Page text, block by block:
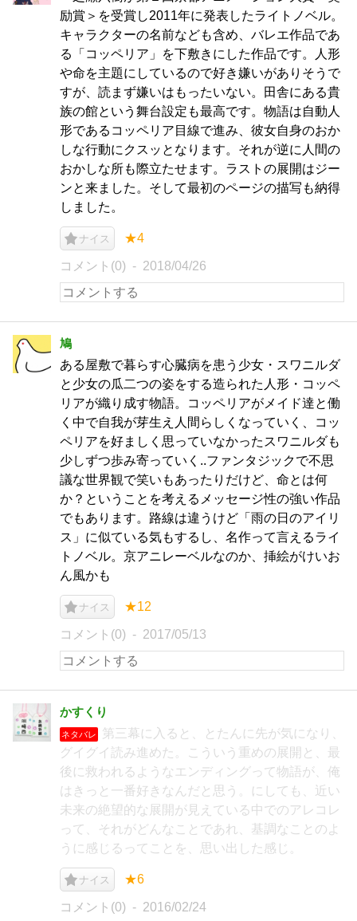
励賞＞を受賞し2011年に発表したライトノベル。
キャラクターの名前なども含め、バレエ作品であ
る「コッペリア」を下敷きにした作品です。人形
や命を主題にしているので好き嫌いがありそうで
すが、読まず嫌いはもったいない。田舎にある貴
族の館という舞台設定も最高です。物語は自動人
形であるコッペリア目線で進み、彼女自身のおか
しな行動にクスッとなります。それが逆に人間の
おかしな所も際立たせます。ラストの展開はジー
ンと来ました。そして最初のページの描写も納得
しました。
ナイス ★4
コメント(0) 2018/04/26
鳩
ある屋敷で暮らす心臓病を患う少女・スワニルダ
と少女の瓜二つの姿をする造られた人形・コッペ
リアが織り成す物語。コッペリアがメイド達と働
く中で自我が芽生え人間らしくなっていく、コッ
ペリアを好ましく思っていなかったスワニルダも
少しずつ歩み寄っていく..ファンタジックで不思
議な世界観で笑いもあったりだけど、命とは何
か？ということを考えるメッセージ性の強い作品
でもあります。路線は違うけど「雨の日のアイリ
ス」に似ている気もするし、名作って言えるライ
トノベル。京アニレーベルなのか、挿絵がけいお
ん風かも
ナイス ★12
コメント(0) 2017/05/13
かすくり
ネタバレ
第三幕に入ると、とたんに先が気になり、
グイグイ読み進めた。こういう重めの展開と、最
後に救われるようなエンディングって物語が、俺
はきっと一番好きなんだと思う。にしても、近い
未来の絶望的な展開が見えている中でのアレコレ
って、それがどんなことであれ、基調なことのよ
うに感じるってことを、思い出した感じ。
ナイス ★6
コメント(0) 2016/02/24